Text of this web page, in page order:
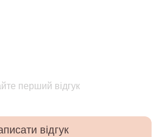
перший відгук
відгук